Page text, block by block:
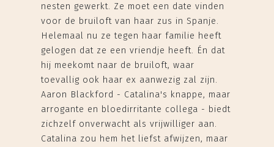
nesten gewerkt. Ze moet een date vinden
voor de bruiloft van haar zus in Spanje.
Helemaal nu ze tegen haar familie heeft
gelogen dat ze een vriendje heeft. Én dat
hij meekomt naar de bruiloft, waar
toevallig ook haar ex aanwezig zal zijn.
Aaron Blackford - Catalina's knappe, maar
arrogante en bloedirritante collega - biedt
zichzelf onverwacht als vrijwilliger aan.
Catalina zou hem het liefst afwijzen, maar